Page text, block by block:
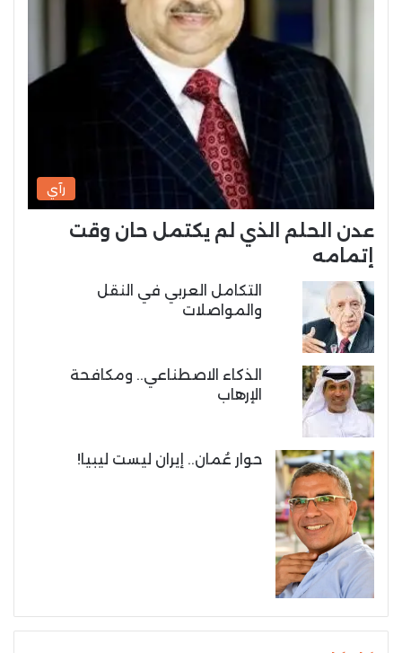
رآي
عدن الحلم الذي لم يكتمل حان وقت
إتمامه
التكامل العربي في النقل
والمواصلات
الذكاء الاصطناعي.. ومكافحة
الإرهاب
حوار عُمان.. إيران ليست ليبيا!